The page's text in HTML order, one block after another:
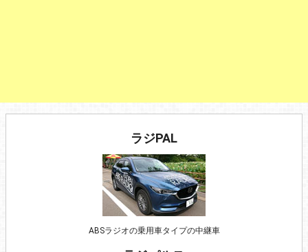
ラジPAL
ABSラジオの乗用車タイプの中継車